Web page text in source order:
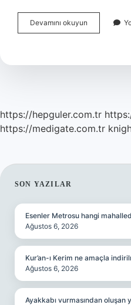
Devamını okuyun
Nedir
Yarar
https://hepguler.com.tr
https://medigate.com.tr
SIDEBAR
SON YAZILAR
Esenler Metrosu hangi
Ağustos 6, 2026
Kur’an-ı Kerim ne amaçla
Ağustos 6, 2026
Ayakkabı vurmasından oluşan